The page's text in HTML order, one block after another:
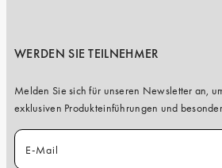
WERDEN SIE TEILNEHMER
Melden Sie sich für unseren Newsletter an,
exklusiven Produkteinführungen und
E-Mail